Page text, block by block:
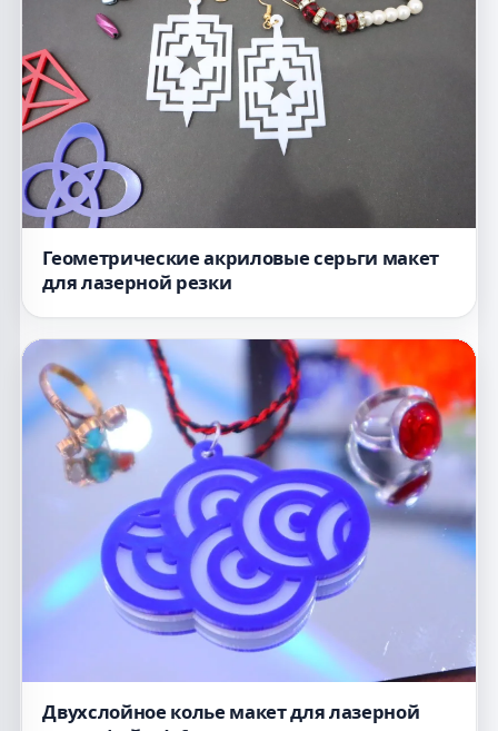
Геометрические акриловые серьги макет
для лазерной резки
Двухслойное колье макет для лазерной